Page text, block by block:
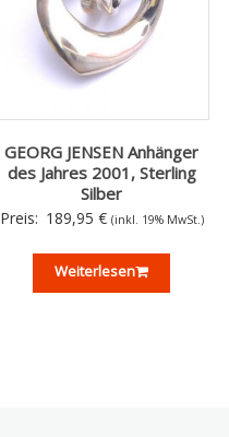
GEORG JENSEN Anhänger
des Jahres 2001, Sterling
Silber
Preis: 189,95 € (inkl. 19% MwSt.)
Weiterlesen